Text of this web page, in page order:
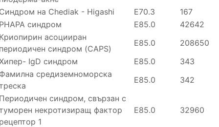
на Chediak - Higashi E70.3
167
синдром
E85.0
42642
асоцииран
синдром (CAPS)
E85.0
208650
IgD синдром
E85.0
343
средиземноморска
E85.0
342
синдром, свързан с
некротизиращ фактор
1
E85.0 32960